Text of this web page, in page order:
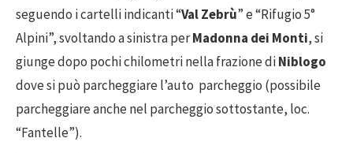
seguendo i cartelli indicanti “Val Zebrù” e “Rifugio 5°
Alpini”, svoltando a sinistra perMadonna dei Monti, si
giunge dopo pochi chilometri nella frazione diNiblogo
dove si può parcheggiare l’auto parcheggio (possibile
parcheggiare anche nel parcheggio sottostante, loc.
“Fantelle”).